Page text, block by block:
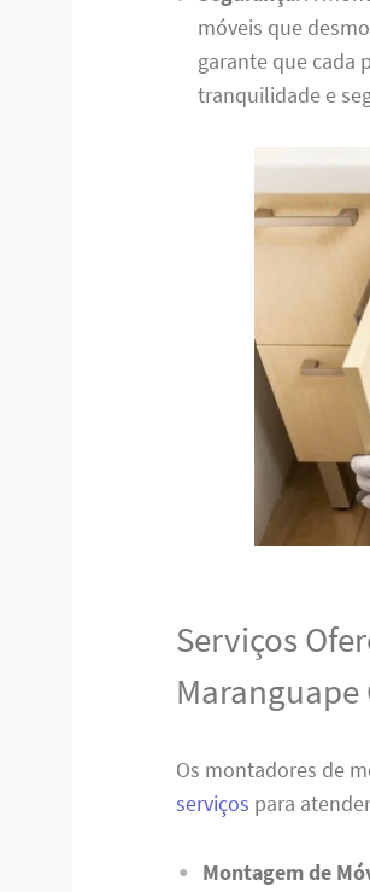
móveis que
garante que cada
tranquilidade e
Serviços
Maranguape
Os montadores de
serviços para
Montagem de